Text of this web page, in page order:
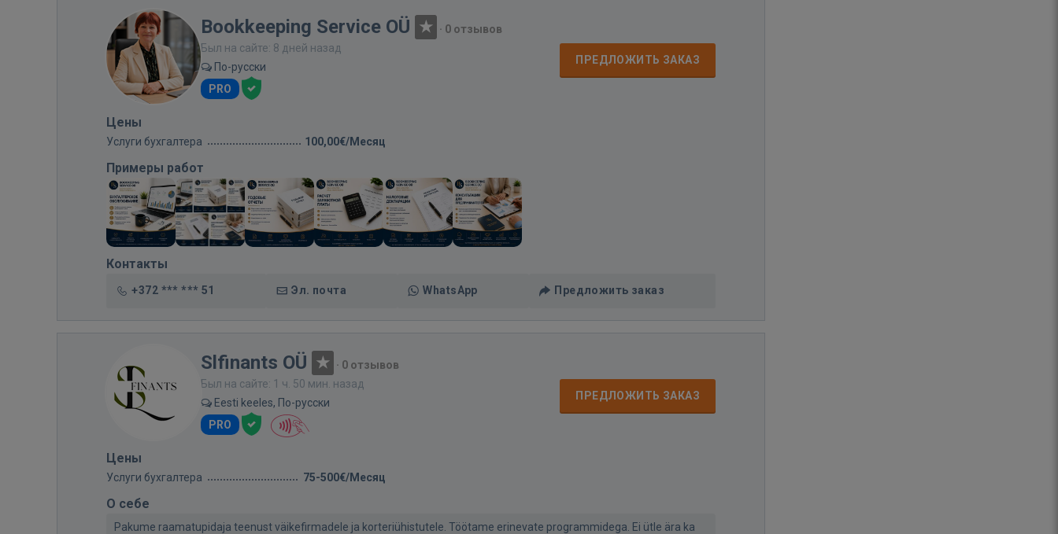
Bookkeeping Service OÜ · 0 отзывов
Был на сайте: 8 дней назад
По-русски
PRO
ПРЕДЛОЖИТЬ ЗАКАЗ
Цены
Услуги бухгалтера 100,00€/Месяц
Примеры работ
Контакты
+372 *** *** 51 Эл. почта WhatsApp Предложить заказ
Slfinants OÜ · 0 отзывов
Был на сайте: 1 ч. 50 мин. назад
Eesti keeles, По-русски
PRO
ПРЕДЛОЖИТЬ ЗАКАЗ
Цены
Услуги бухгалтера 75-500€/Месяц
О себе
Pakume raamatupidaja teenust väikefirmadele ja korteriühistutele. Töötame erinevate programmidega. Ei ütle ära ka